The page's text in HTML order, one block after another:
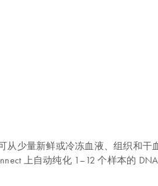
从少量新鲜或冷冻血液、组织和
上自动纯化 1–12 个样本的